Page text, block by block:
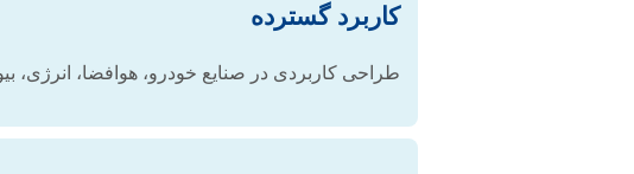
کاربرد گسترده
طراحی کاربردی در صنایع خودرو، هوافضا، انرژی،